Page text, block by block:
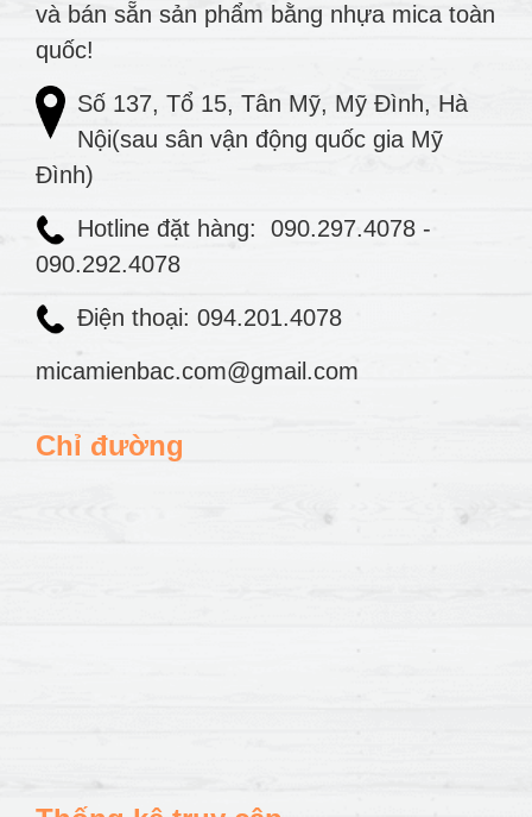
và bán sẵn sản phẩm bằng nhựa mica toàn
quốc!
Số 137, Tổ 15, Tân Mỹ, Mỹ Đình, Hà
Nội(sau sân vận động quốc gia Mỹ
Đình)
Hotline đặt hàng: 090.297.4078 -
090.292.4078
Điện thoại: 094.201.4078
micamienbac.com@gmail.com
Chỉ đường